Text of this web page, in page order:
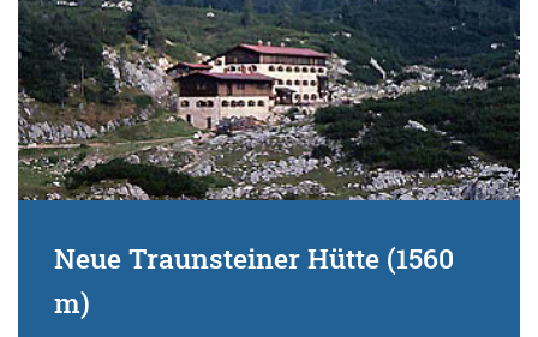
Neue Traunsteiner Hütte (1560
m)